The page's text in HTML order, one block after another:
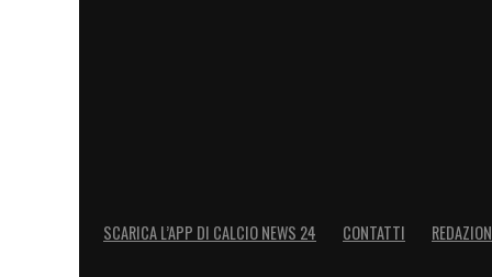
SCARICA L’APP DI CALCIO NEWS 24 CONTATTI